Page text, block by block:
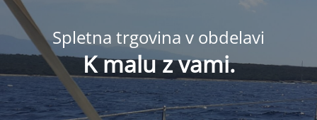
Spletna trgovina v obdelavi
K malu z vami.